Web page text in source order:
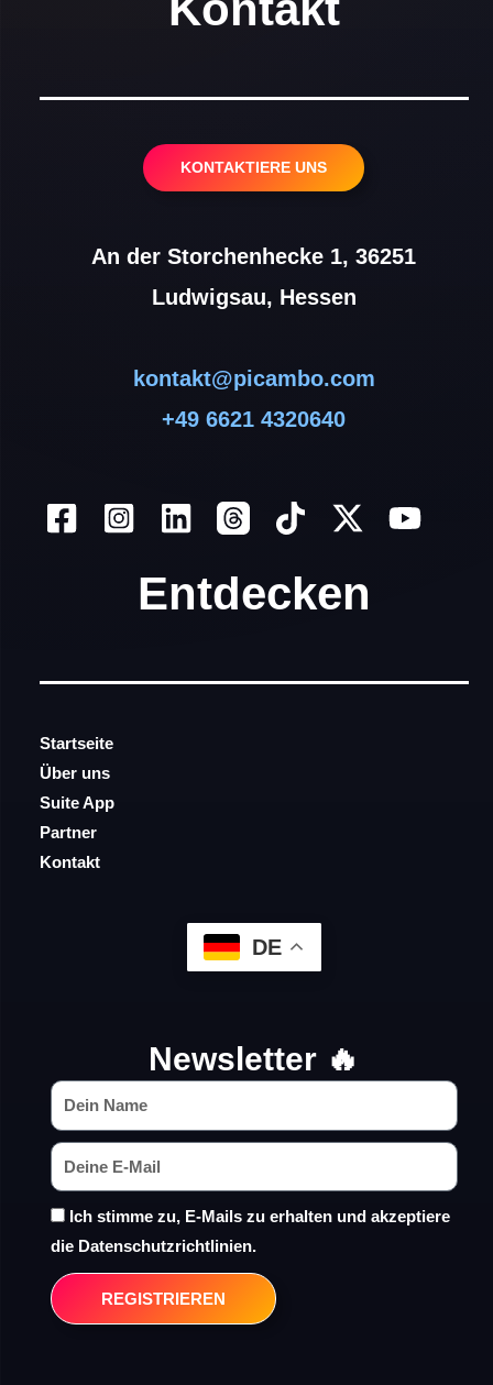
KONTAKTIERE UNS
An der Storchenhecke 1, 36251
Ludwigsau, Hessen
kontakt@picambo.com
+49 6621 4320640
Entdecken
Startseite
Über uns
Suite App
Partner
Kontakt
DE
Newsletter 🔥
Ich stimme zu, E-Mails zu erhalten und akzeptiere
die Datenschutzrichtlinien.
REGISTRIEREN